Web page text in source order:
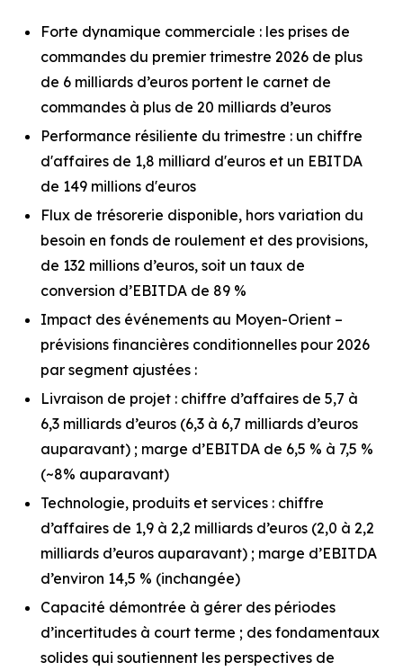
Forte dynamique commerciale : les prises de
commandes du premier trimestre 2026 de plus
de 6 milliards d’euros portent le carnet de
commandes à plus de 20 milliards d’euros
Performance résiliente du trimestre : un chiffre
d'affaires de 1,8 milliard d'euros et un EBITDA
de 149 millions d'euros
Flux de trésorerie disponible, hors variation du
besoin en fonds de roulement et des provisions,
de 132 millions d’euros, soit un taux de
conversion d’EBITDA de 89 %
Impact des événements au Moyen-Orient –
prévisions financières conditionnelles pour 2026
par segment ajustées :
Livraison de projet : chiffre d’affaires de 5,7 à
6,3 milliards d’euros (6,3 à 6,7 milliards d’euros
auparavant) ; marge d’EBITDA de 6,5 % à 7,5 %
(~8% auparavant)
Technologie, produits et services : chiffre
d’affaires de 1,9 à 2,2 milliards d’euros (2,0 à 2,2
milliards d’euros auparavant) ; marge d’EBITDA
d’environ 14,5 % (inchangée)
Capacité démontrée à gérer des périodes
d’incertitudes à court terme ; des fondamentaux
solides qui soutiennent les perspectives de